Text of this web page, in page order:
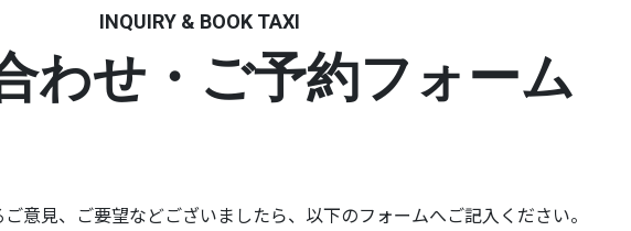
INQUIRY & BOOK TAXI
わせ・ ご予約フォーム
意見、ご要望などございましたら、以下のフォームへご記入ください。